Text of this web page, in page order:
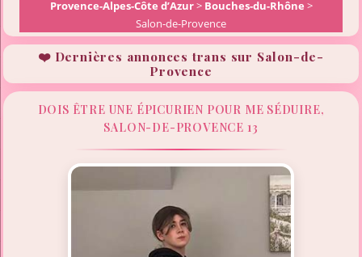
Provence-Alpes-Côte d’Azur> Bouches-du-Rhône >
Salon-de-Provence
❤️ Dernières annonces trans sur Salon-de-
Provence
DOIS ÊTRE UNE ÉPICURIEN POUR ME SÉDUIRE,
SALON-DE-PROVENCE 13